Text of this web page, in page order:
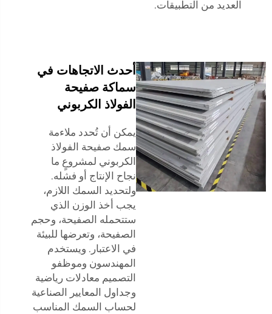
العديد من التطبيقات.
أحدث الاتجاهات في
سماكة صفيحة
الفولاذ الكربوني
يمكن أن تُحدد ملاءمة
سمك صفيحة الفولاذ
الكربوني لمشروعٍ ما
نجاح الإنتاج أو فشله.
ولتحديد السمك اللازم،
يجب أخذ الوزن الذي
ستتحمله الصفيحة، وحجم
الصفيحة، وتعرضها للبيئة
في الاعتبار. ويستخدم
المهندسون وموظفو
التصميم معادلات رياضية
وجداول المعايير الصناعية
لحساب السمك المناسب